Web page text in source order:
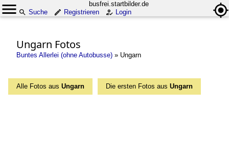
busfrei.startbilder.de
Suche
Registrieren Login
Ungarn Fotos
Buntes Allerlei (ohne Autobusse) » Ungarn
Alle Fotos aus Ungarn Die ersten Fotos aus Ungarn